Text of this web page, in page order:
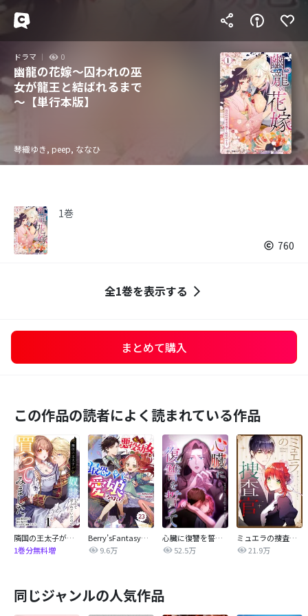
ドラマ 0
幽龍の花嫁～囚われの巫
女が龍王と結ばれるまで
～【単行本版】
琴織ゆき, peep, ななひ
1巻
760
全1巻を表示する
まとめて購入
この作品の読者によく読まれている作品
隣国の王太子が奴隷として売られていたので買ってみました【単話】
1巻分無料増
Berry’sFantasy転生悪役幼女は最恐パパの愛娘になりました
9.6万
心臓に復讐を誓って
52.5万
ミュエラの捜査官【タテヨミ】
21.9万
同じジャンルの人気作品